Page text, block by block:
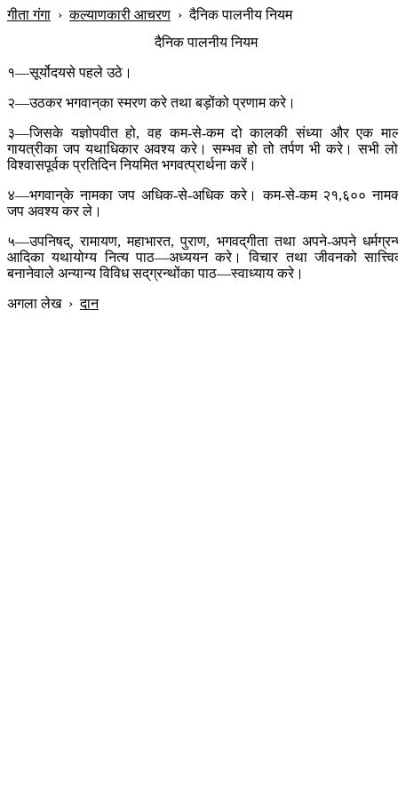
गीता गंगा ›कल्याणकारी आचरण ›दैनिक पालनीय नियम
दैनिक पालनीय नियम
१—सूर्योदयसे पहले उठे।
२—उठकर भगवान‍्का स्मरण करे तथा बड़ोंको प्रणाम करे।
३—जिसके यज्ञोपवीत हो, वह कम-से-कम दो कालकी संध्या और एक
गायत्रीका जप यथाधिकार अवश्य करे। सम्भव हो तो तर्पण भी करे। सभी
विश्वासपूर्वक प्रतिदिन नियमित भगवत्प्रार्थना करें।
४—भगवान‍्के नामका जप अधिक-से-अधिक करे। कम-से-कम २१,६००
जप अवश्य कर ले।
५—उपनिषद्, रामायण, महाभारत, पुराण, भगवद‍्गीता तथा अपने-अपने
आदिका यथायोग्य नित्य पाठ—अध्ययन करे। विचार तथा जीवनको
बनानेवाले अन्यान्य विविध सद‍्ग्रन्थोंका पाठ—स्वाध्याय करे।
अगला लेख›दान